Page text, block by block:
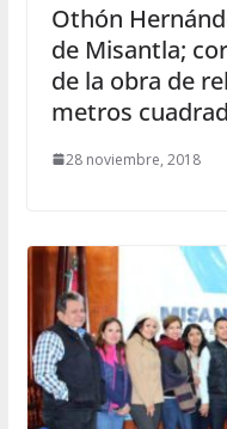
Othón
de Misantla;
de la obra de
metros
28 noviembre, 2018